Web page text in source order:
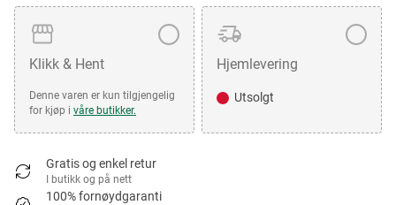
Klikk & Hent
Denne varen er kun tilgjengelig
for kjøp i våre butikker.
Hjemlevering
Utsolgt
Gratis og enkel retur
I butikk og på nett
100% fornøydgaranti